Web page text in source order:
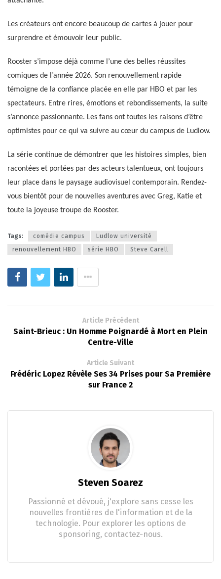
Les créateurs ont encore beaucoup de cartes à jouer pour
surprendre et émouvoir leur public.
Rooster s’impose déjà comme l’une des belles réussites
comiques de l’année 2026. Son renouvellement rapide
témoigne de la confiance placée en elle par HBO et par les
spectateurs. Entre rires, émotions et rebondissements, la suite
s’annonce passionnante. Les fans ont toutes les raisons d’être
optimistes pour ce qui va suivre au cœur du campus de Ludlow.
La série continue de démontrer que les histoires simples, bien
racontées et portées par des acteurs talentueux, ont toujours
leur place dans le paysage audiovisuel contemporain. Rendez-
vous bientôt pour de nouvelles aventures avec Greg, Katie et
toute la joyeuse troupe de Rooster.
Tags: comédie campus
Ludlow université
renouvellement HBO
série HBO Steve Carell
Article Précédent
Saint-Brieuc : Un Homme Poignardé à Mort en Plein
Centre-Ville
Article Suivant
Frédéric Lopez Révèle Ses 34 Prises pour Sa Première
sur France 2
Steven Soarez
Passionné et dévoué, j'explore sans cesse les
nouvelles frontières de l'information et de la
technologie. Pour explorer les options de
sponsoring, contactez-nous.